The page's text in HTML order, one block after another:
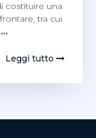
costituire una
tra cui
…
Leggi tutto